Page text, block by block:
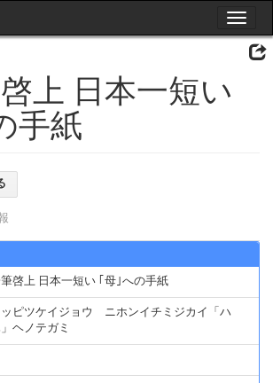
Toggle
上 日本一短い
手紙
啓上 日本一短い ｢母｣への手紙
ッピツケイジョウ ニホンイチミジカイ「ハ
ヘノテガミ